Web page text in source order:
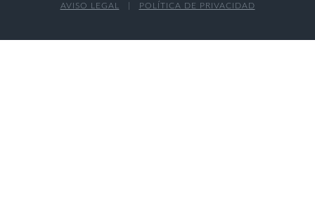
AVISO LEGAL
POLÍTICA DE PRIVACIDAD